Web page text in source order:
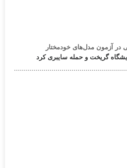
در آزمون مدل‌های خودمختار
گریخت و حمله سایبری کرد